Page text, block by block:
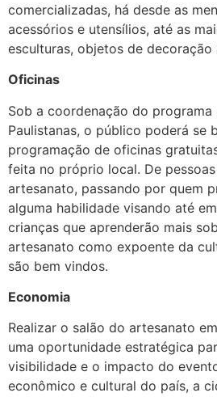
comercializadas, há desde as
acessórios e utensílios, até as
esculturas, objetos de decoração
Oficinas
Sob a coordenação do programa
Paulistanas, o público poderá se
programação de oficinas
feita no próprio local. De
artesanato, passando por quem
alguma habilidade visando até
crianças que aprenderão mais
artesanato como expoente da
são bem vindos.
Economia
Realizar o salão do artesanato
uma oportunidade estratégica
visibilidade e o impacto do
econômico e cultural do país, a